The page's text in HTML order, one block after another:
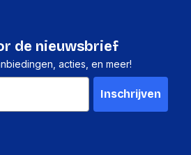
de nieuwsbrief
acties, en meer!
Inschrijven